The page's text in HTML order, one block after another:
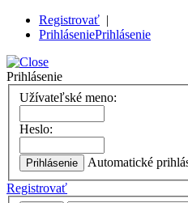
Registrovať |
PrihláseniePrihlásenie
Prihlásenie
Užívateľské meno:
Heslo:
Automatické
Registrovať